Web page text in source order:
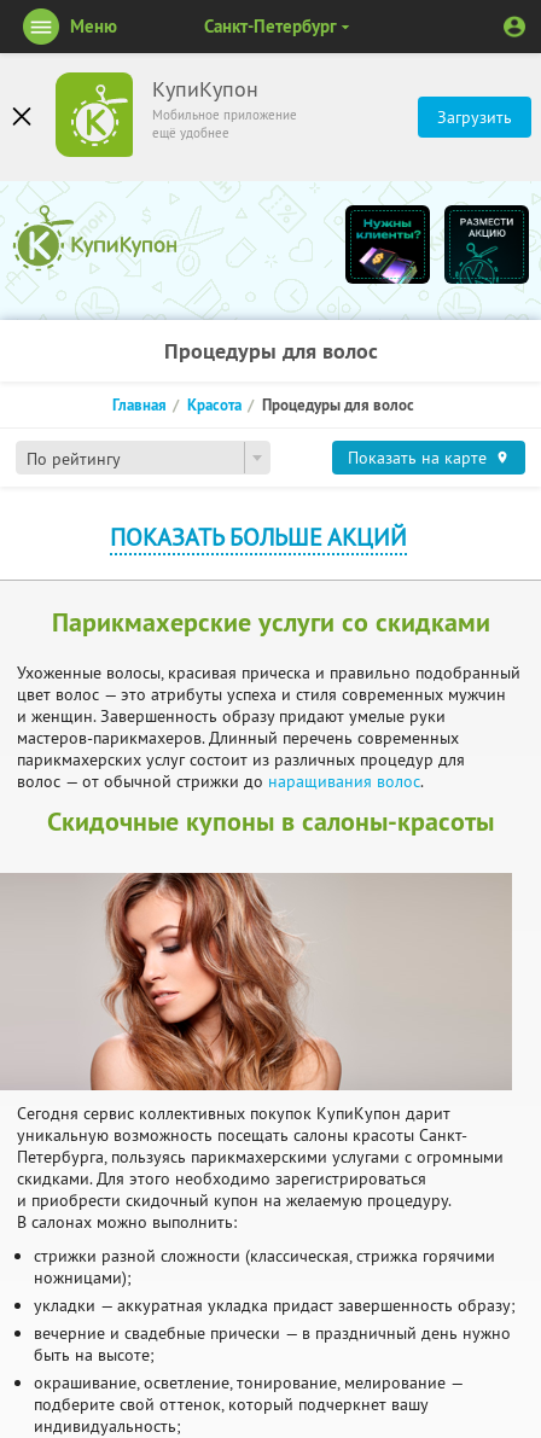
КупиКупон
Мобильное приложение
ещё удобнее
Загрузить
Меню Санкт-Петербург
Процедуры для волос
По рейтингу
Главная Красота Процедуры для волос
Показать на карте
ПОКАЗАТЬ БОЛЬШЕ АКЦИЙ
Парикмахерские услуги со скидками
Ухоженные волосы, красивая прическа и правильно подобранный
цвет волос — это атрибуты успеха и стиля современных мужчин
и женщин. Завершенность образу придают умелые руки
мастеров-парикмахеров. Длинный перечень современных
парикмахерских услуг состоит из различных процедур для
волос — от обычной стрижки до наращивания волос.
Скидочные купоны в салоны-красоты
Сегодня сервис коллективных покупок КупиКупон дарит
уникальную возможность посещать салоны красоты Санкт-
Петербурга, пользуясь парикмахерскими услугами с огромными
скидками. Для этого необходимо зарегистрироваться
и приобрести скидочный купон на желаемую процедуру.
В салонах можно выполнить:
стрижки разной сложности (классическая, стрижка горячими
ножницами);
укладки — аккуратная укладка придаст завершенность образу;
вечерние и свадебные прически — в праздничный день нужно
быть на высоте;
окрашивание, осветление, тонирование, мелирование —
подберите свой оттенок, который подчеркнет вашу
индивидуальность;